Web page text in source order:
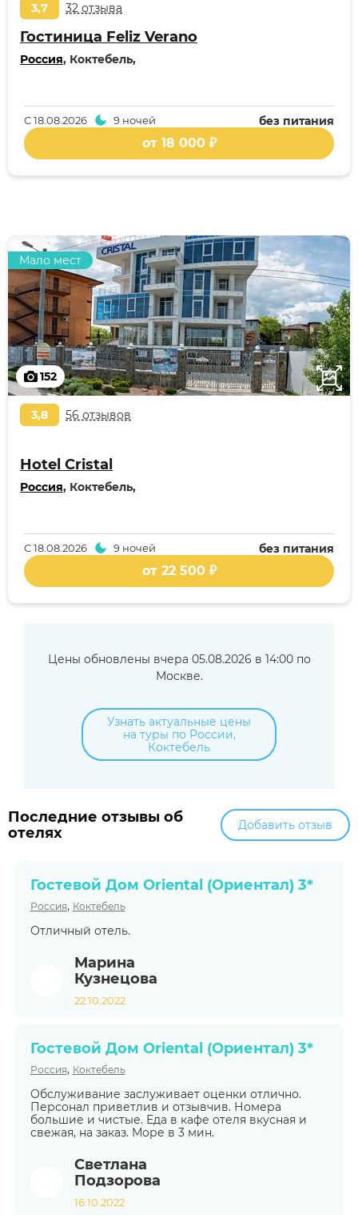
3,7 32 отзыва
Гостиница Feliz Verano
Россия, Коктебель,
без питания
С18.08.2026 9 ночей
от 18 000 ₽
152
Мало мест
3,8 56 отзывов
Hotel Cristal
Россия, Коктебель,
без питания
С18.08.2026 9 ночей
от 22 500 ₽
Цены обновлены вчера 05.08.2026 в 14:00 по
Москве.
Узнать актуальные цены
на туры по России,
Коктебель
Последние отзывы об
отелях
Добавить отзыв
Гостевой Дом Oriental (Ориентал) 3*
Россия, Коктебель
Отличный отель.
Марина
Кузнецова
22.10.2022
Гостевой Дом Oriental (Ориентал) 3*
Россия, Коктебель
Обслуживание заслуживает оценки отлично.
Персонал приветлив и отзывчив. Номера
большие и чистые. Еда в кафе отеля вкусная и
свежая, на заказ. Море в 3 мин.
Светлана
Подзорова
16.10.2022